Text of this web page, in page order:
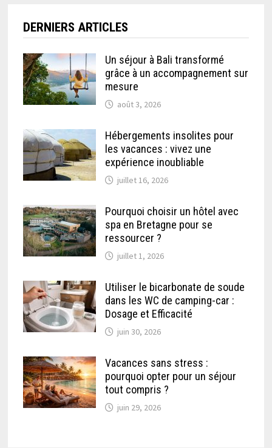
DERNIERS ARTICLES
Un séjour à Bali transformé
grâce à un accompagnement sur
mesure
août 3, 2026
Hébergements insolites pour
les vacances : vivez une
expérience inoubliable
juillet 16, 2026
Pourquoi choisir un hôtel avec
spa en Bretagne pour se
ressourcer ?
juillet 1, 2026
Utiliser le bicarbonate de soude
dans les WC de camping-car :
Dosage et Efficacité
juin 30, 2026
Vacances sans stress :
pourquoi opter pour un séjour
tout compris ?
juin 29, 2026